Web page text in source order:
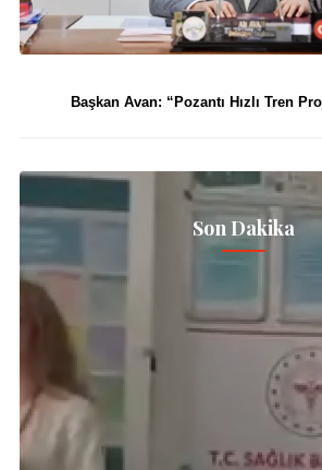
Başkan Avan: “Pozantı Hızlı Tren
Son Dakika